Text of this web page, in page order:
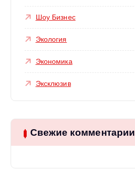
Шоу Бизнес
Экология
Экономика
Эксклюзив
Свежие комментарии